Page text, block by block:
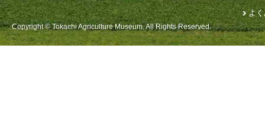
よ
Copyright © Tokachi Agriculture Museum. All Rights Reserved.